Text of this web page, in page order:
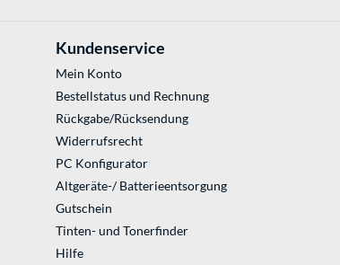
Kundenservice
Mein Konto
Bestellstatus und Rechnung
Rückgabe/Rücksendung
Widerrufsrecht
PC Konfigurator
Altgeräte-/ Batterieentsorgung
Gutschein
Tinten- und Tonerfinder
Hilfe